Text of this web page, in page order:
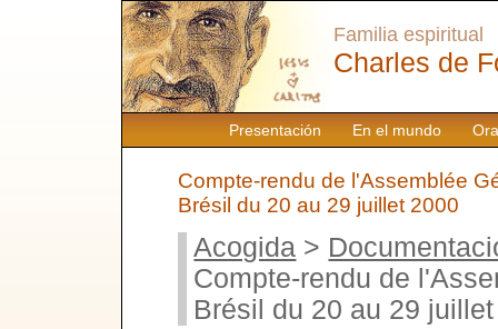
Presentación En el mundo
Familia espiritual
Charles de
Compte-rendu de l'Assemblée
Brésil du 20 au 29 juillet 2000
Acogida >
Compte-rendu de
Brésil du 20 au 29